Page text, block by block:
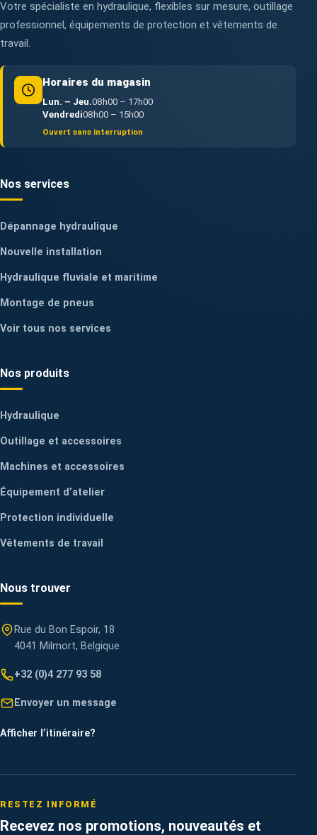
Votre spécialiste en hydraulique, flexibles sur mesure, outillage
professionnel, équipements de protection et vêtements de
travail.
Horaires du magasin
Lun. – Jeu.08h00 – 17h00
Vendredi08h00 – 15h00
Ouvert sans interruption
Nos services
Dépannage hydraulique
Nouvelle installation
Hydraulique fluviale et maritime
Montage de pneus
Voir tous nos services
Nos produits
Hydraulique
Outillage et accessoires
Machines et accessoires
Équipement d’atelier
Protection individuelle
Vêtements de travail
Nous trouver
Rue du Bon Espoir, 18
4041 Milmort, Belgique
+32 (0)4 277 93 58
Envoyer un message
Afficher l’itinéraire?
RESTEZ INFORMÉ
Recevez nos promotions, nouveautés et